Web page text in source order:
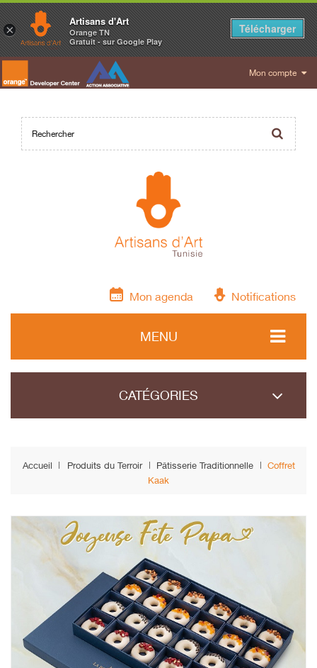
Mon compte
Mon agenda Notifications
MENU
CATÉGORIES
Accueil Produits du Terroir Pâtisserie Traditionnelle
Coffret
Kaak
×
Artisans d'Art
Orange TN
Gratuit - sur Google Play
Télécharger